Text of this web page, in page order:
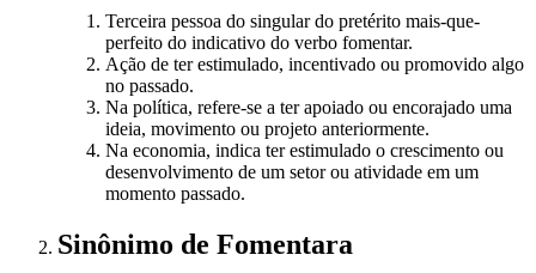
Terceira pessoa do singular do pretérito mais-que-
perfeito do indicativo do verbo fomentar.
Ação de ter estimulado, incentivado ou promovido algo
no passado.
Na política, refere-se a ter apoiado ou encorajado uma
ideia, movimento ou projeto anteriormente.
Na economia, indica ter estimulado o crescimento ou
desenvolvimento de um setor ou atividade em um
momento passado.
Sinônimo de Fomentara